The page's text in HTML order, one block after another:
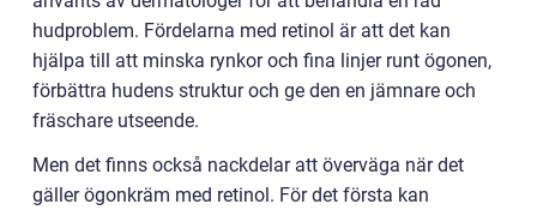
hudproblem. Fördelarna med retinol är att det kan
hjälpa till att minska rynkor och fina linjer runt ögonen,
förbättra hudens struktur och ge den en jämnare och
fräschare utseende.
Men det finns också nackdelar att överväga när det
gäller ögonkräm med retinol. För det första kan